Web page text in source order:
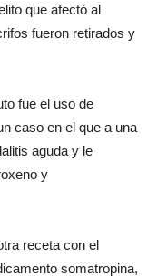
que afectó al
fueron retirados y
fue el uso de
caso en el que a una
aguda y le
y
receta con el
somatropina,